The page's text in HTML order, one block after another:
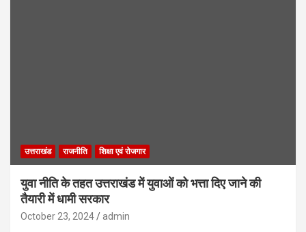
उत्तराखंड राजनीति शिक्षा एवं रोजगार
युवा नीति के तहत उत्तराखंड में युवाओं को भत्ता दिए जाने की
तैयारी में धामी सरकार
October 23, 2024 admin